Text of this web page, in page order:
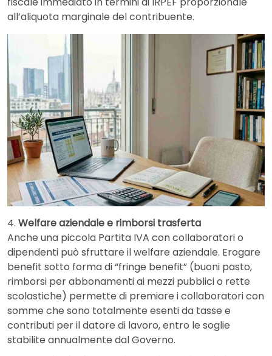
all’aliquota marginale del contribuente.
4. Welfare aziendale e rimborsi trasferta
Anche una piccola Partita IVA con collaboratori o
dipendenti può sfruttare il welfare aziendale. Erogare
benefit sotto forma di “fringe benefit” (buoni pasto,
rimborsi per abbonamenti ai mezzi pubblici o rette
scolastiche) permette di premiare i collaboratori con
somme che sono totalmente esenti da tasse e
contributi per il datore di lavoro, entro le soglie
stabilite annualmente dal Governo.